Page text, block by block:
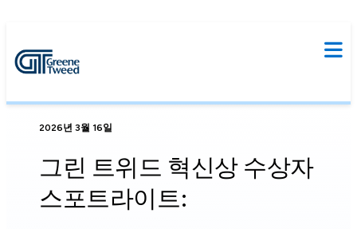
2026년 3월 16일
그린 트위드 혁신상 수상자
스포트라이트: